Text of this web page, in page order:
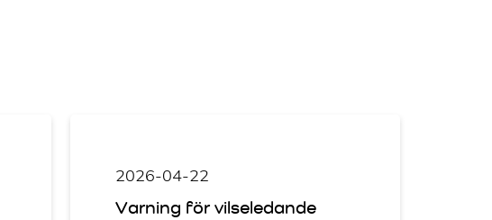
2026-04-22
Varning för vilseledande